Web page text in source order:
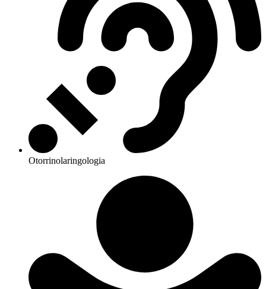
Otorrinolaringologia